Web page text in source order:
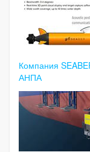
Компания
АНПА